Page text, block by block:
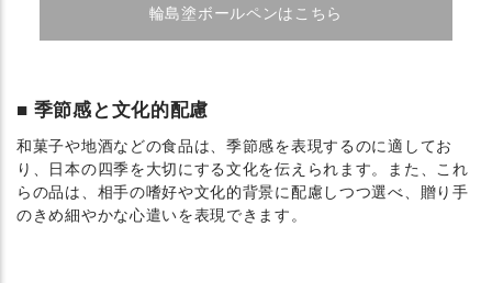
輪島塗ボールペンはこちら
季節感と文化的配慮
和菓子や地酒などの食品は、季節感を表現するのに適してお
り、日本の四季を大切にする文化を伝えられます。また、これ
らの品は、相手の嗜好や文化的背景に配慮しつつ選べ、贈り手
のきめ細やかな心遣いを表現できます。